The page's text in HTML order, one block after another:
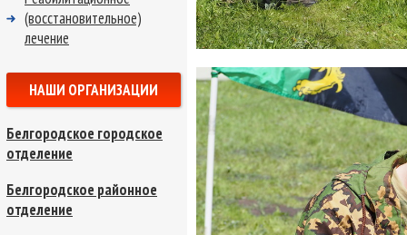
(восстановительное)
лечение
НАШИ ОРГАНИЗАЦИИ
Белгородское городское
отделение
Белгородское районное
отделение